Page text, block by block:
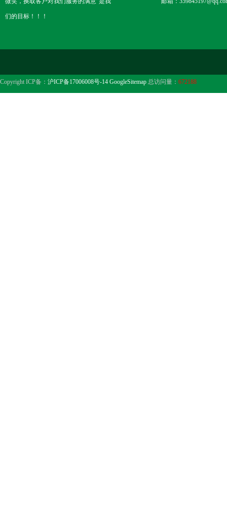
们的目标！！！
Copyright ICP备： 沪ICP备17006008号-14 GoogleSitemap 总访问量： 672188